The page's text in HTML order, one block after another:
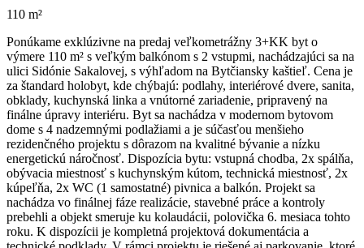
110 m²
Ponúkame exklúzivne na predaj veľkometrážny 3+KK byt o
výmere 110 m² s veľkým balkónom s 2 vstupmi, nachádzajúci sa na
ulici Sidónie Sakalovej, s výhľadom na Bytčiansky kaštieľ. Cena je
za štandard holobyt, kde chýbajú: podlahy, interiérové dvere, sanita,
obklady, kuchynská linka a vnútorné zariadenie, pripravený na
finálne úpravy interiéru. Byt sa nachádza v modernom bytovom
dome s 4 nadzemnými podlažiami a je súčasťou menšieho
rezidenčného projektu s dôrazom na kvalitné bývanie a nízku
energetickú náročnosť. Dispozícia bytu: vstupná chodba, 2x spálňa,
obývacia miestnosť s kuchynským kútom, technická miestnosť, 2x
kúpeľňa, 2x WC (1 samostatné) pivnica a balkón. Projekt sa
nachádza vo finálnej fáze realizácie, stavebné práce a kontroly
prebehli a objekt smeruje ku kolaudácii, polovička 6. mesiaca tohto
roku. K dispozícii je kompletná projektová dokumentácia a